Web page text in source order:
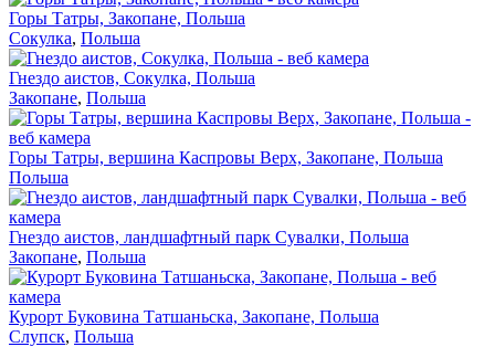
Горы Татры, Закопане, Польша
Сокулка, Польша
Гнездо аистов, Сокулка, Польша
Закопане, Польша
Горы Татры, вершина Каспровы Верх, Закопане, Польша
Польша
Гнездо аистов, ландшафтный парк Сувалки, Польша
Закопане, Польша
Курорт Буковина Татшаньска, Закопане, Польша
Слупск, Польша